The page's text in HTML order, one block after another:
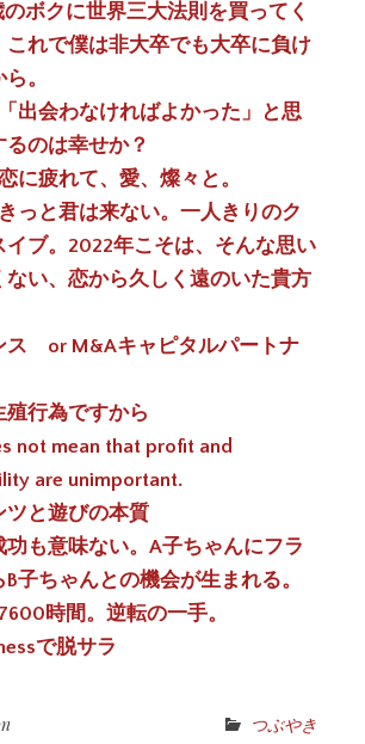
のボクに世界三大法則を買ってく
これで僕は非大卒でも大卒に負け
。
「出会わなければよかった」と思
るのは幸せか？
に疲れて、愛、燦々と。
きっと君は来ない。一人きりのク
イブ。2022年こそは、そんな思い
ない、恋から久しく遠のいた貴方
ス or M&Aキャピタルパートナ
殖行為ですから
not mean that profit and
are unimportant.
ツと遊びの本質
功も意味ない。A子ちゃんにフラ
子ちゃんとの機会が生まれる。
時間。逆転の一手。
で脱サラ
つぶやき